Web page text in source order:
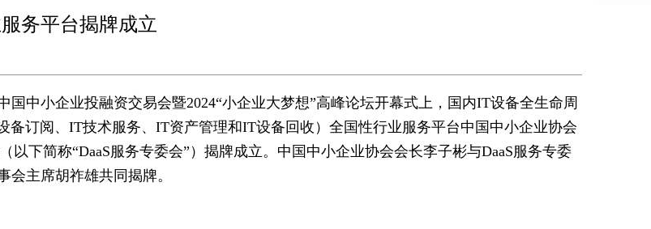
务平台揭牌成立
国中小企业投融资交易会暨2024“小企业大梦想”高峰论坛开幕式上，国内IT设备全生命周
备订阅、IT技术服务、IT资产管理和IT设备回收）全国性行业服务平台中国中小企业协会
以下简称“DaaS服务专委会”）揭牌成立。中国中小企业协会会长李子彬与DaaS服务专委
会主席胡祚雄共同揭牌。